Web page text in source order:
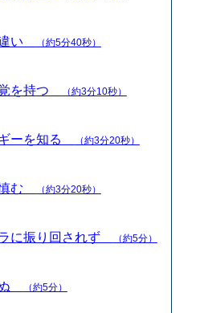
違い （約5分40秒）
を持つ （約3分10秒）
ーを知る （約3分20秒）
慎む （約3分20秒）
に振り回されず （約5分）
ぬ （約5分）